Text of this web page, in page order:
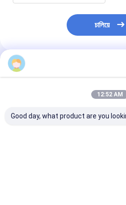
চালিয়ে
প্রস্তাবিত পণ্য
12:52 AM
Good day, what product are you